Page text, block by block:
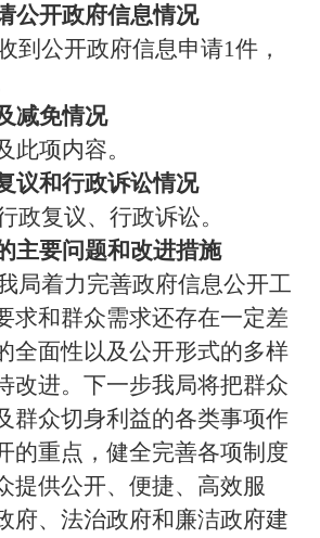
公开政府信息情况
到公开政府信息申请1件，
减免情况
此项内容。
议和行政诉讼情况
政复议、行政诉讼。
主要问题和改进措施
局着力完善政府信息公开工
求和群众需求还存在一定差
全面性以及公开形式的多样
改进。下一步我局将把群众
群众切身利益的各类事项作
的重点，健全完善各项制度
提供公开、便捷、高效服
府、法治政府和廉洁政府建